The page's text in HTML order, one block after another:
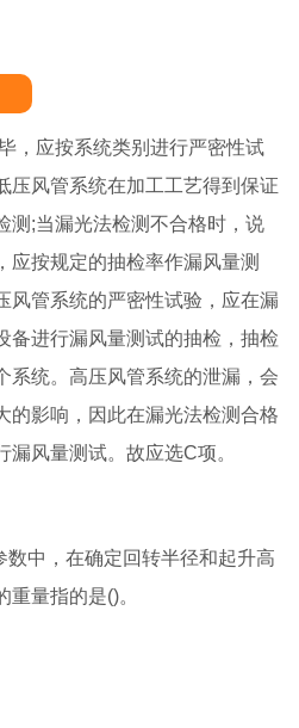
，应按系统类别进行严密性试
压风管系统在加工工艺得到保证
测;当漏光法检测不合格时，说
应按规定的抽检率作漏风量测
风管系统的严密性试验，应在漏
备进行漏风量测试的抽检，抽检
系统。高压风管系统的泄漏，会
的影响，因此在漏光法检测合格
风量测试。故应选C项。
中，在确定回转半径和起升高
量指的是()。